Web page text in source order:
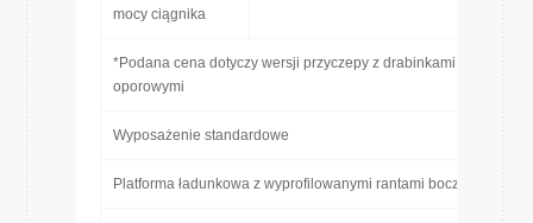
mocy ciągnika
*Podana cena dotyczy wersji przyczepy z drabinkami
oporowymi
Wyposażenie standardowe
Platforma ładunkowa z wyprofilowanymi rantami bocznymi